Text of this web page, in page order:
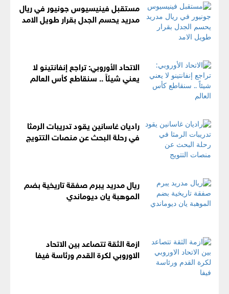
مستقبل فينيسيوس جونيور في ريال
مدريد يحسم الجدل بقرار طويل الامد
الاتحاد الأوروبي: تراجع إنفانتينو لا
يعني شيئاً .. سنقاطع كأس العالم
راديان غاسانين يقود تدريبات الرمثا
في رحلة البحث عن منصات التتويج
ريال مدريد يبرم صفقة تاريخية بضم
الموهبة يان ديوماندي
ازمة الثقة تتصاعد بين الاتحاد
الاوروبي لكرة القدم ورئاسة فيفا